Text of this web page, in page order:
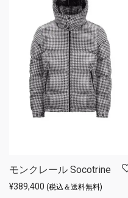
モンクレール Socotrine
¥389,400 (税込＆送料無料)